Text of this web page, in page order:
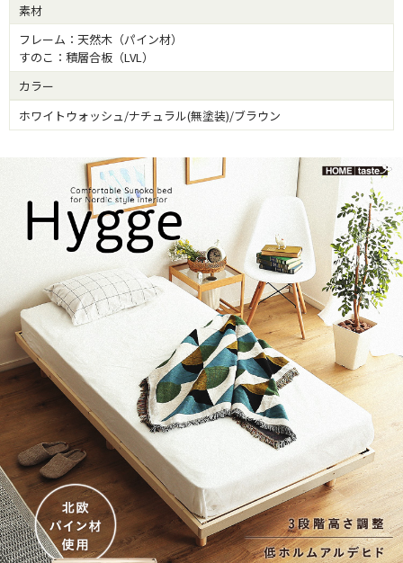
素材
フレーム：天然木（パイン材）
すのこ：積層合板（LVL）
カラー
ホワイトウォッシュ/ナチュラル(無塗装)/ブラウン